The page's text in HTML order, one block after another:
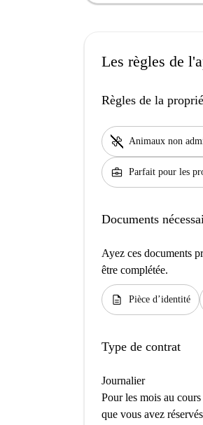
Les règles de
Règles de la
pet_supplies Animaux non
business_center Parfait pour les
Documents
Ayez ces documents
être complétée.
description Pièce d’identité
Type de contrat
Journalier
Pour les mois au
que vous avez